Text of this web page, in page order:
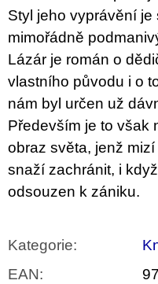
Styl jeho vyprávění
mimořádně
Lázár je román o
vlastního původu i o
nám byl určen už
Především je to však
obraz světa, jenž
snaží zachránit, i
odsouzen k zániku.
Kategorie:
EAN: